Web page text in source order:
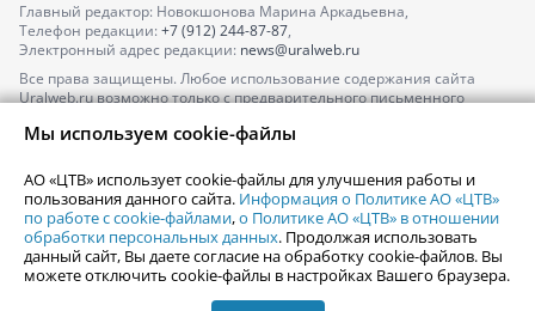
Главный редактор: Новокшонова Марина Аркадьевна,
Телефон редакции: +7 (912) 244-87-87,
Электронный адрес редакции: news@uralweb.ru
Все права защищены. Любое использование содержания сайта
Uralweb.ru возможно только с предварительного письменного
По вопросам размещения рекламы обращайтесь по тел.
По вопросам размещения информации в разделе «Афиша»
afisha@uralweb.ru
Пользовательское соглашение на использование сайта
Политика АО «ЦТВ» в отношении обработки персональных данных
Мы используем cookie-файлы
АО «ЦТВ» использует cookie-файлы для улучшения работы и
пользования данного сайта. Информация о Политике АО «ЦТВ»
по работе с cookie-файлами,о Политике АО «ЦТВ» в отношении
обработки персональных данных. Продолжая использовать
данный сайт, Вы даете согласие на обработку cookie-файлов. Вы
можете отключить cookie-файлы в настройках Вашего браузера.